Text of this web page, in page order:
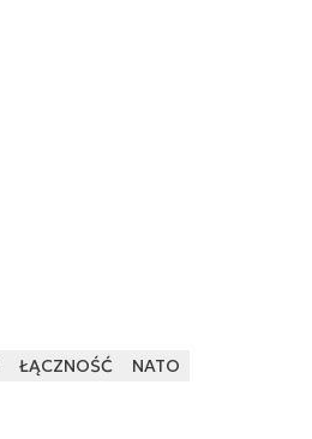
ŁĄCZNOŚĆ NATO